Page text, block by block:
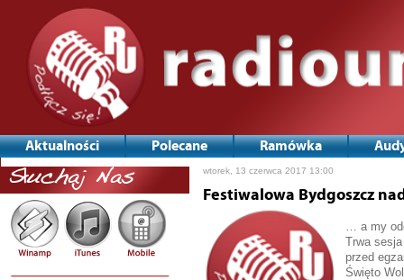
Aktualności Polecane Ramówka
Słuchaj Nas wtorek, 13 czerwca 2017 13:00
Festiwalowa Bydgoszcz
… a my
Trwa
przed
Święto